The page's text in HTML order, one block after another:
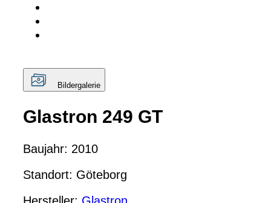
Bildergalerie
Glastron 249 GT
Baujahr: 2010
Standort: Göteborg